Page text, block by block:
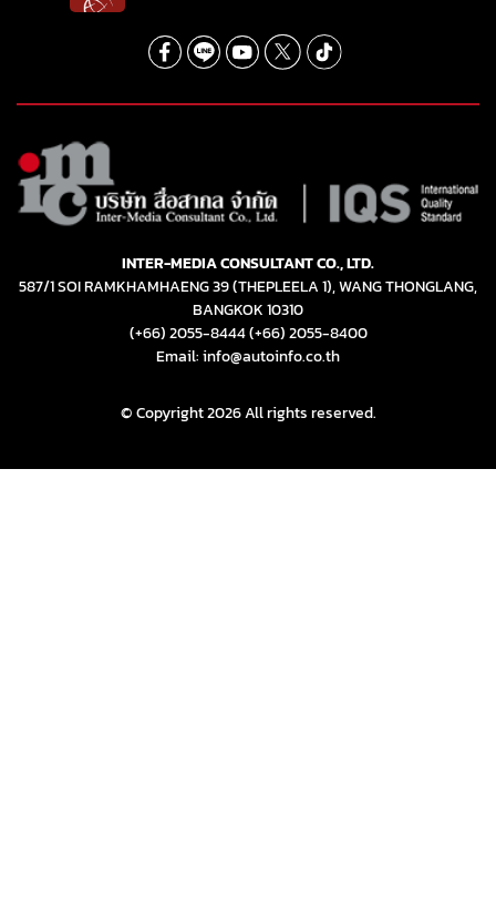
INTER-MEDIA CONSULTANT CO., LTD.
587/1 SOI RAMKHAMHAENG 39 (THEPLEELA 1), WANG THONGLANG,
BANGKOK 10310
(+66) 2055-8444(+66) 2055-8400
Email: info@autoinfo.co.th
© Copyright 2026 All rights reserved.